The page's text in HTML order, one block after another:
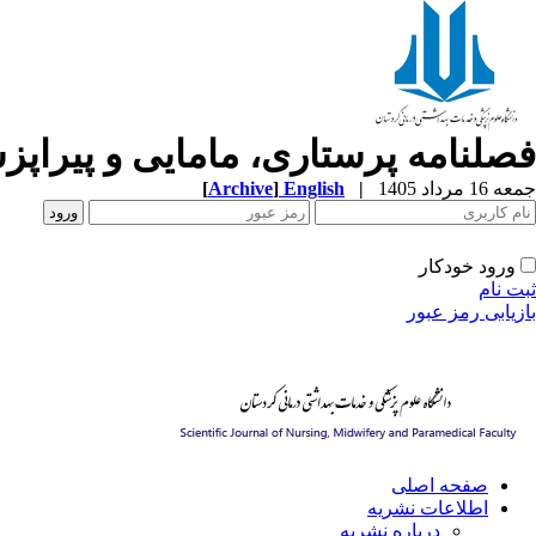
فصلنامه پرستاری، مامایی و
جمعه 16 مرداد 1405 |
English
[Archive]
ورود خودکار
ثبت نام
بازیابی رمز عبور
صفحه اصلی
اطلاعات نشریه
درباره نشریه